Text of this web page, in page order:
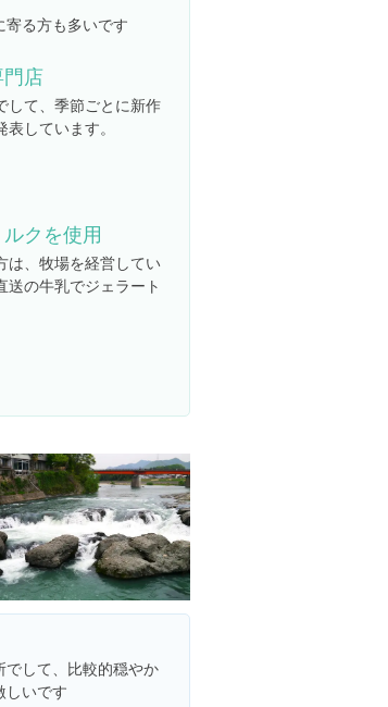
る方も多いです
店
して、季節ごとに新作
しています。
クを使用
は、牧場を経営してい
送の牛乳でジェラート
して、比較的穏やか
しいです